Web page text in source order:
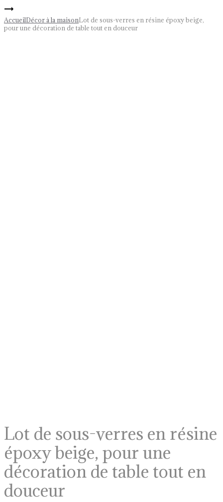
navigation
sous-
verres
Plateau
vert
avec
AccueilDécor à la maisonLot de sous-verres en résine époxy beige,
pour une décoration de table tout en douceur
Lot de sous-verres en résine
époxy beige, pour une
décoration de table tout en
douceur